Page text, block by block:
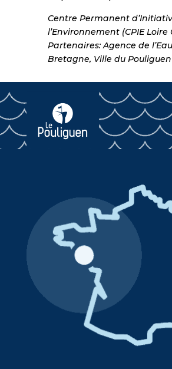
Centre Permanent
l’Environnement (CPIE Loire
Partenaires: Agence de
Bretagne, Ville du Pouliguen